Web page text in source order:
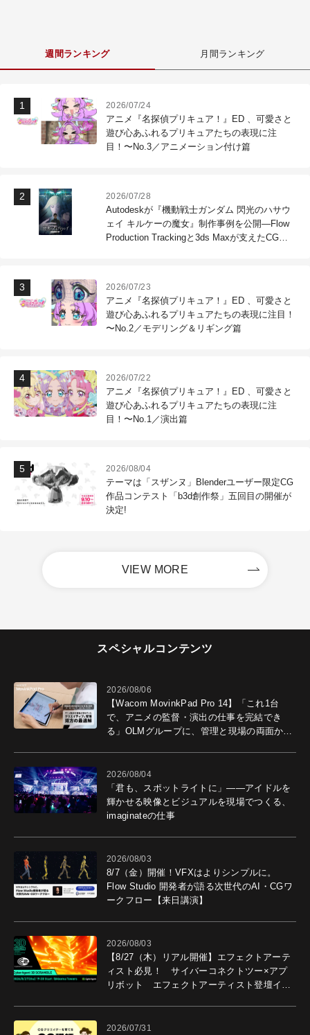
週間ランキング 月間ランキング
2026/07/24
アニメ『名探偵プリキュア！』ED 、可愛さと
遊び心あふれるプリキュアたちの表現に注
目！〜No.3／アニメーション付け篇
2026/07/28
Autodeskが『機動戦士ガンダム 閃光のハサウ
ェイ キルケーの魔女』制作事例を公開―Flow
Production Trackingと3ds Maxが支えたCG制
2026/07/23
アニメ『名探偵プリキュア！』ED 、可愛さと
遊び心あふれるプリキュアたちの表現に注目！
〜No.2／モデリング＆リギング篇
2026/07/22
アニメ『名探偵プリキュア！』ED 、可愛さと
遊び心あふれるプリキュアたちの表現に注
目！〜No.1／演出篇
2026/08/04
テーマは「スザンヌ」Blenderユーザー限定CG
作品コンテスト「b3d創作祭」五回目の開催が
決定!
VIEW MORE
スペシャルコンテンツ
2026/08/06
【Wacom MovinkPad Pro 14】「これ1台
で、アニメの監督・演出の仕事を完結でき
る」OLMグループに、管理と現場の両面から
2026/08/04
「君も、スポットライトに」――アイドルを
輝かせる映像とビジュアルを現場でつくる、
imaginateの仕事
2026/08/03
8/7（金）開催！VFXはよりシンプルに。
Flow Studio 開発者が語る次世代のAI・CGワ
ークフロー【来日講演】
2026/08/03
【8/27（木）リアル開催】エフェクトアーテ
ィスト必見！ サイバーコネクトツー×アプ
リボット エフェクトアーティスト登壇イベ
2026/07/31